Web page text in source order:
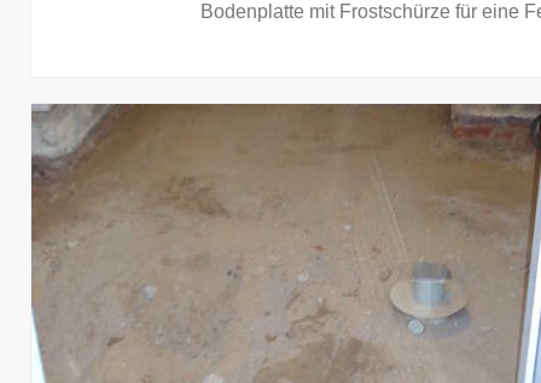
Bodenplatte mit Frostschürze für eine